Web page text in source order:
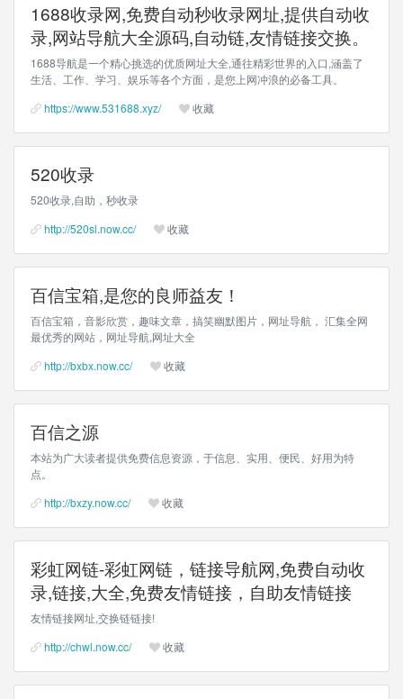
1688收录网,免费自动秒收录网址,提供自动收
录,网站导航大全源码,自动链,友情链接交换。
1688导航是一个精心挑选的优质网址大全,通往精彩世界的入口,涵盖了
生活、工作、学习、娱乐等各个方面，是您上网冲浪的必备工具。
https://www.531688.xyz/
收藏
520收录
520收录,自助，秒收录
http://520sl.now.cc/
收藏
百信宝箱,是您的良师益友！
百信宝箱，音影欣赏，趣味文章，搞笑幽默图片，网址导航， 汇集全网
最优秀的网站，网址导航,网址大全
http://bxbx.now.cc/
收藏
百信之源
本站为广大读者提供免费信息资源，于信息、实用、便民、好用为特
点。
http://bxzy.now.cc/
收藏
彩虹网链-彩虹网链，链接导航网,免费自动收
录,链接,大全,免费友情链接，自助友情链接
友情链接网址,交换链链接!
http://chwl.now.cc/
收藏